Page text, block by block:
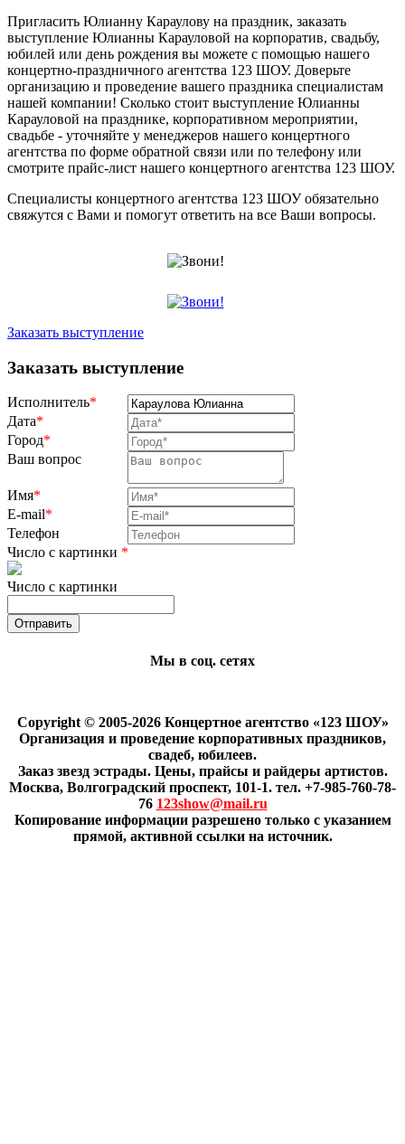
Пригласить Юлианну Караулову на праздник, заказать
выступление Юлианны Карауловой на корпоратив, свадьбу,
юбилей или день рождения вы можете с помощью нашего
концертно-праздничного агентства 123 ШОУ. Доверьте
организацию и проведение вашего праздника специалистам
нашей компании! Сколько стоит выступление Юлианны
Карауловой на празднике, корпоративном мероприятии,
свадьбе - уточняйте у менеджеров нашего концертного
агентства по форме обратной связи или по телефону или
смотрите прайс-лист нашего концертного агентства 123 ШОУ.
Специалисты концертного агентства 123 ШОУ обязательно
свяжутся с Вами и помогут ответить на все Ваши вопросы.
Заказать выступление
Заказать выступление
Исполнитель*
Дата*
Город*
Ваш вопрос
Имя*
E-mail*
Телефон
Число с картинки *
Число с картинки
Мы в соц. сетях
Copyright © 2005-2026 Концертное агентство «123 ШОУ»
Организация и проведение корпоративных праздников,
свадеб, юбилеев.
Заказ звезд эстрады. Цены, прайсы и райдеры артистов.
Москва, Волгоградский проспект, 101-1. тел. +7-985-760-78-
76 123show@mail.ru
Копирование информации разрешено только с указанием
прямой, активной ссылки на источник.